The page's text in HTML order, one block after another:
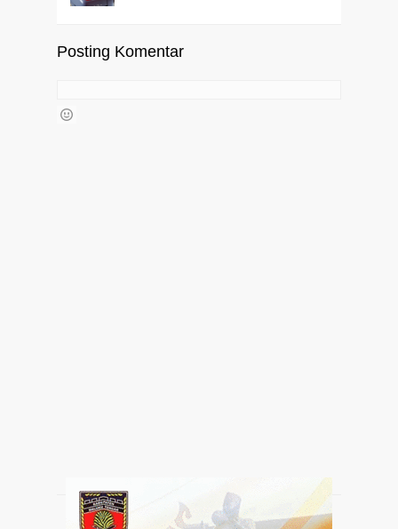
Posting Komentar